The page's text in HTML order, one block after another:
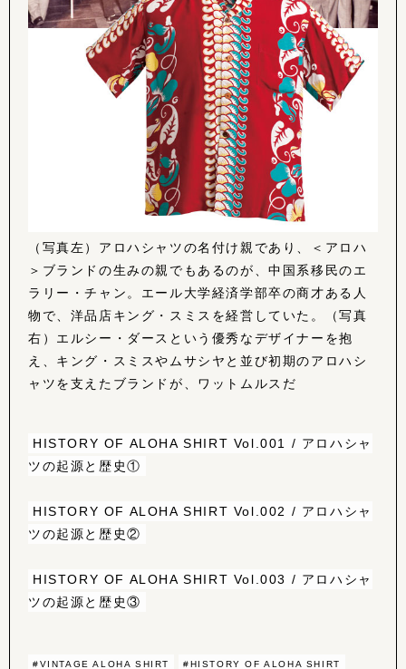
（写真左）アロハシャツの名付け親であり、＜アロハ
＞ブランドの生みの親でもあるのが、中国系移民のエ
ラリー・チャン。エール大学経済学部卒の商才ある人
物で、洋品店キング・スミスを経営していた。（写真
右）エルシー・ダースという優秀なデザイナーを抱
え、キング・スミスやムサシヤと並び初期のアロハシ
ャツを支えたブランドが、ワットムルスだ
HISTORY OF ALOHA SHIRT Vol.001 / アロハシャ
ツの起源と歴史①
HISTORY OF ALOHA SHIRT Vol.002 / アロハシャ
ツの起源と歴史②
HISTORY OF ALOHA SHIRT Vol.003 / アロハシャ
ツの起源と歴史③
#VINTAGE ALOHA SHIRT #HISTORY OF ALOHA SHIRT